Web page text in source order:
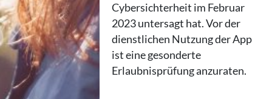
Cybersichterheit im Februar
2023 untersagt hat. Vor der
dienstlichen Nutzung der App
ist eine gesonderte
Erlaubnisprüfung anzuraten.